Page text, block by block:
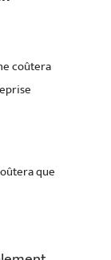
coûtera
que